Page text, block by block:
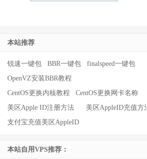
本站推荐
锐速一键包 BBR一键包
finalspeed一键包
OpenVZ安装BBR教程
CentOS更换内核教程
CentOS更换网卡名称
美区Apple ID注册方法
美区AppleID充值方
支付宝充值美区AppleID
本站自用VPS推荐：